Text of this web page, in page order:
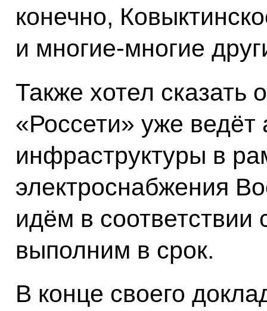
конечно,
и многие-многие
Также хотел сказать
«Россети» уже ведёт
инфраструктуры в
электроснабжения
идём в соответствии
выполним в срок.
В конце своего